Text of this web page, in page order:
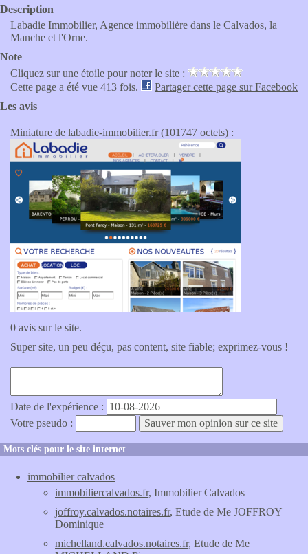
Description
Labadie Immobilier, Agence immobilière dans le Calvados, la
Manche et l'Orne.
Note
Cliquez sur une étoile pour noter le site :
Cette page a été vue 413 fois.
Partager cette page sur Facebook
Les avis
Miniature de labadie-immobilier.fr (101747 octets) :
0 avis sur le site.
Super site, un peu déçu, pas content, site fiable; exprimez-vous !
Date de l'expérience :
Votre pseudo :
Mots clés pour le site internet
immobilier calvados
immobiliercalvados.fr, Immobilier Calvados
joffroy.calvados.notaires.fr, Etude de Me JOFFROY
Dominique
michelland.calvados.notaires.fr, Etude de Me